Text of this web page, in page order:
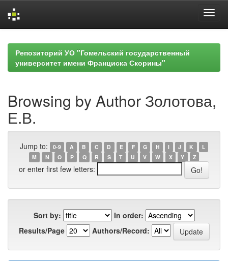
navigationРепозиторий УО "Гомельский государственный
университет имени Франциска Скорины"
Browsing by Author Золотова,
Е.В.
Jump to: 0-9 A B C D E F G H I J K
L
M
N O P Q R S T U V W X Y Z
or enter first few letters:
Sort by:
In order:
Results/Page
Authors/Record: